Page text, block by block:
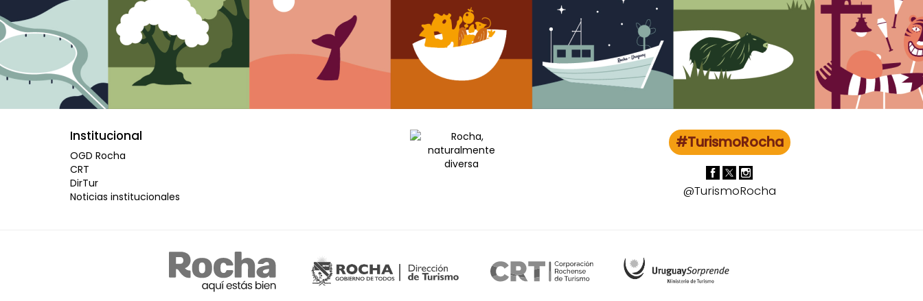
Institucional
OGD Rocha
CRT
DirTur
Noticias institucionales
#TurismoRocha
@TurismoRocha